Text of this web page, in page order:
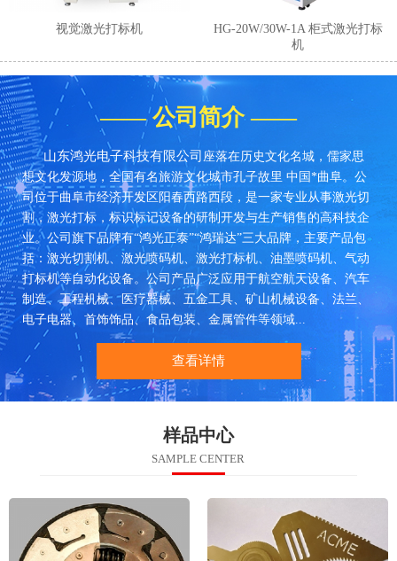
视觉激光打标机
HG-20W/30W-1A 柜式激光打标
机
—— 公司简介 ——
山东鸿光电子科技有限公司 座落在历史文化名城，儒家思
想文化发源地，全国有名旅游文化城市孔子故里 中国*曲阜。公
司位于曲阜市经济开发区阳春西路西段，是一家专业从事激光切
割，激光打标，标识标记设备的研制开发与生产销售的高科技企
业。公司旗下品牌有“鸿光正泰”“鸿瑞达”三大品牌，主要产品包
括：激光切割机、激光喷码机、激光打标机、油墨喷码机、气动
打标机等自动化设备。公司产品广泛应用于航空航天设备、汽车
制造、工程机械、医疗器械、五金工具、矿山机械设备、法兰、
电子电器、首饰饰品、食品包装、金属管件等领域...
查看详情
样品中心
SAMPLE CENTER